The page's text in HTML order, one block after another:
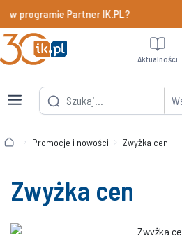
programie Partner IK.PL?
Aktualności
Promocje i nowości Zwyżka cen
Zwyżka cen